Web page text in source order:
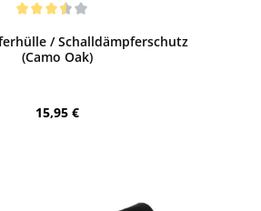
/ Schalldämpferschutz
(Camo Oak)
Regulärer Preis:
15,95 €